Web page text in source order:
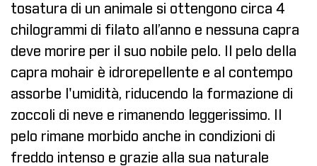
tosatura di un animale si ottengono circa 4
chilogrammi di filato all’anno e nessuna capra
deve morire per il suo nobile pelo. Il pelo della
capra mohair è idrorepellente e al contempo
assorbe l'umidità, riducendo la formazione di
zoccoli di neve e rimanendo leggerissimo. Il
pelo rimane morbido anche in condizioni di
freddo intenso e grazie alla sua naturale